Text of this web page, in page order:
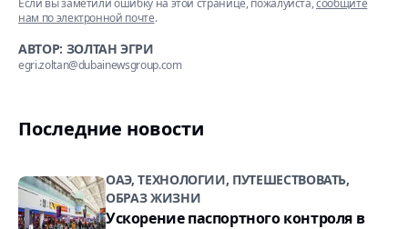
Если вы заметили ошибку на этой странице, пожалуйста,сообщите
нам по электронной почте.
АВТОР: ЗОЛТАН ЭГРИ
egri.zoltan@dubainewsgroup.com
Последние новости
ОАЭ, ТЕХНОЛОГИИ, ПУТЕШЕСТВОВАТЬ,
ОБРАЗ ЖИЗНИ
Ускорение паспортного контроля в